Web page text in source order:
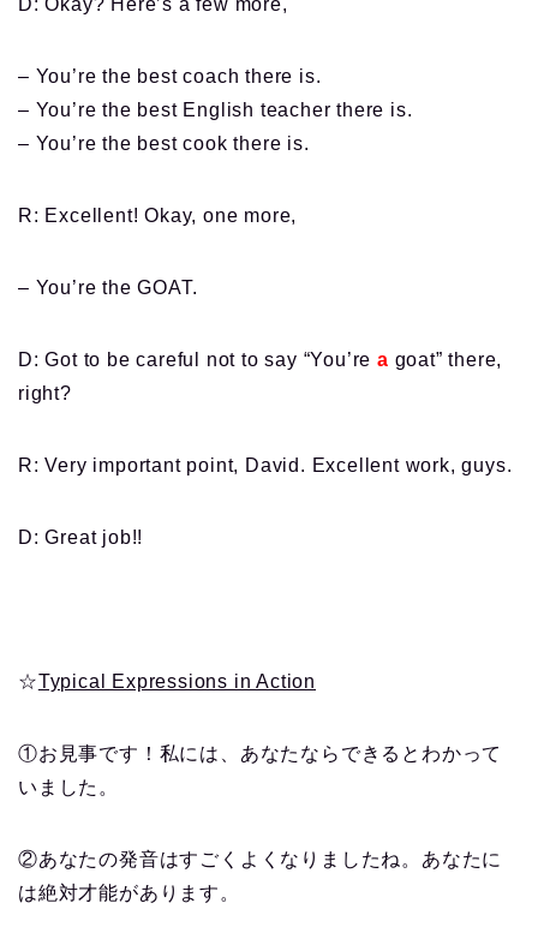
– You’re the best coach there is.
– You’re the best English teacher there is.
– You’re the best cook there is.
R: Excellent! Okay, one more,
– You’re the GOAT.
D: Got to be careful not to say “You’re a goat” there,
right?
R: Very important point, David. Excellent work, guys.
D: Great job!!
☆Typical Expressions in Action
①お見事です！私には、あなたならできるとわかって
いました。
②あなたの発音はすごくよくなりましたね。あなたに
は絶対才能があります。